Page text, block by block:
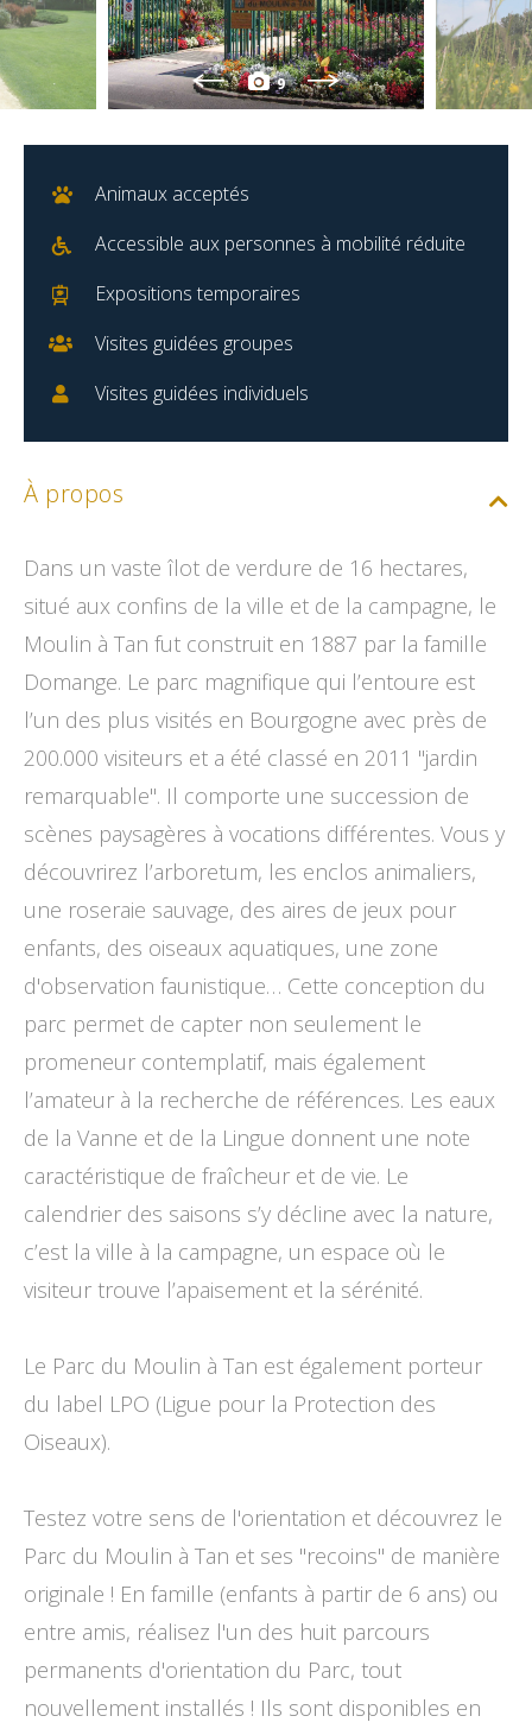
9
Animaux acceptés
Accessible aux personnes à mobilité réduite
Expositions temporaires
Visites guidées groupes
Visites guidées individuels
À propos
Dans un vaste îlot de verdure de 16 hectares,
situé aux confins de la ville et de la campagne, le
Moulin à Tan fut construit en 1887 par la famille
Domange. Le parc magnifique qui l’entoure est
l’un des plus visités en Bourgogne avec près de
200.000 visiteurs et a été classé en 2011 "jardin
remarquable". Il comporte une succession de
scènes paysagères à vocations différentes. Vous y
découvrirez l’arboretum, les enclos animaliers,
une roseraie sauvage, des aires de jeux pour
enfants, des oiseaux aquatiques, une zone
d'observation faunistique… Cette conception du
parc permet de capter non seulement le
promeneur contemplatif, mais également
l’amateur à la recherche de références. Les eaux
de la Vanne et de la Lingue donnent une note
caractéristique de fraîcheur et de vie. Le
calendrier des saisons s’y décline avec la nature,
c’est la ville à la campagne, un espace où le
visiteur trouve l’apaisement et la sérénité.
Le Parc du Moulin à Tan est également porteur
du label LPO (Ligue pour la Protection des
Oiseaux).
Testez votre sens de l'orientation et découvrez le
Parc du Moulin à Tan et ses ''recoins'' de manière
originale ! En famille (enfants à partir de 6 ans) ou
entre amis, réalisez l'un des huit parcours
permanents d'orientation du Parc, tout
nouvellement installés ! Ils sont disponibles en